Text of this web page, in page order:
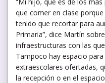
que comer en clase
tenido que recortar para
Primaria”, dice Martín
infraestructuras con las
Tampoco hay espacio
extraescolares ofertadas,
la recepción o en el